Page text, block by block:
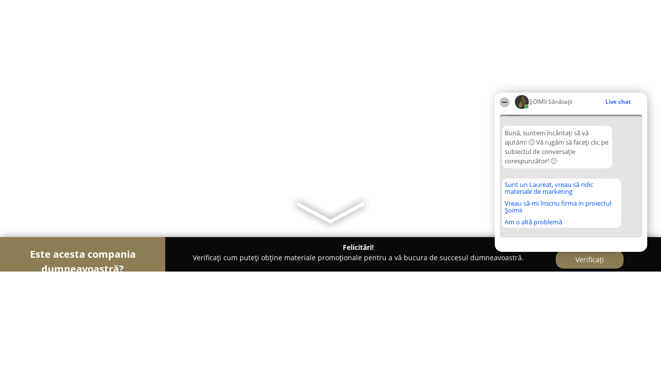
ŞOIMII Sănătații Live chat
15:36
Bună, suntem încântați să vă
ajutăm! 🙂 Vă rugăm să faceți clic pe
subiectul de conversație
corespunzător! 🙂
Sunt un Laureat, vreau să ridic
materiale de marketing
Vreau să-mi înscriu firma in proiectul
Șoimii
Am o altă problemă
Este acesta compania
dumneavoastră?
Felicitări!
Verificați cum puteți obține materiale promoționale pentru a vă bucura de succesul dumneavoastră.
Verificați